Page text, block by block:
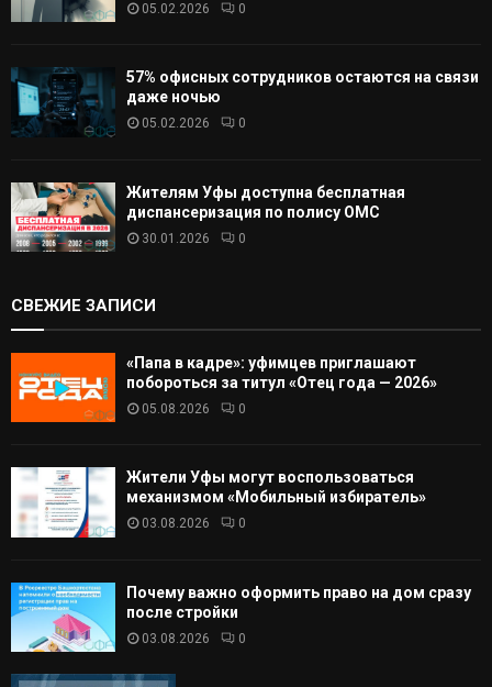
05.02.2026 0
57% офисных сотрудников остаются на связи
даже ночью
05.02.2026 0
Жителям Уфы доступна бесплатная
диспансеризация по полису ОМС
30.01.2026 0
СВЕЖИЕ ЗАПИСИ
«Папа в кадре»: уфимцев приглашают
побороться за титул «Отец года — 2026»
05.08.2026 0
Жители Уфы могут воспользоваться
механизмом «Мобильный избиратель»
03.08.2026 0
Почему важно оформить право на дом сразу
после стройки
03.08.2026 0